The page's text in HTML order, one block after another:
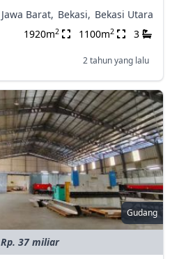
Jawa Barat, Bekasi, Bekasi Utara
1920m2 1100m2 3
2 tahun yang lalu
Gudang
Rp. 37 miliar